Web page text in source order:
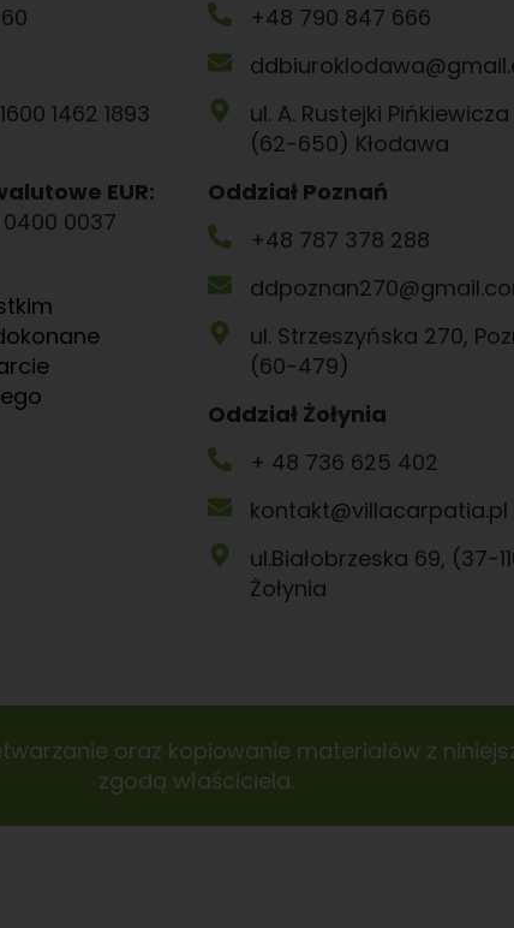
1462 1893
EUR:
0400 0037
+48 790 847 666
ul. A. Rustejki Pińkiewicza
(62-650) Kłodawa
Oddział Poznań
+48 787 378 288
ul. Strzeszyńska 270,
(60-479)
Oddział Żołynia
+ 48 736 625 402
kontakt@villacarpatia.pl
ul.Białobrzeska 69, (37-
Żołynia
oraz kopiowanie materiałów z
zgodą właściciela.